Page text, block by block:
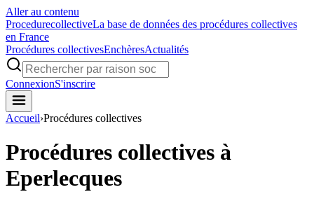
Aller au contenu
ProcedurecollectiveLa base de données des procédures collectives
en France
Procédures collectivesEnchèresActualités
ConnexionS'inscrire
Accueil›Procédures collectives
Procédures collectives à
Eperlecques